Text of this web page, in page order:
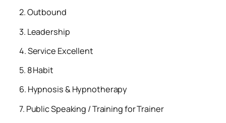
2. ⁠Outbound
3. ⁠Leadership
4. ⁠Service Excellent
5. ⁠8 Habit
6. ⁠Hypnosis & Hypnotherapy
7. ⁠Public Speaking / Training for Trainer